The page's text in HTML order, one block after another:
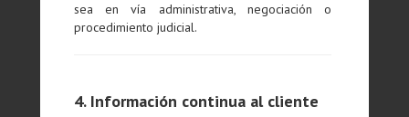
sea en vía administrativa, negociación o
procedimiento judicial.
4. Información continua al cliente